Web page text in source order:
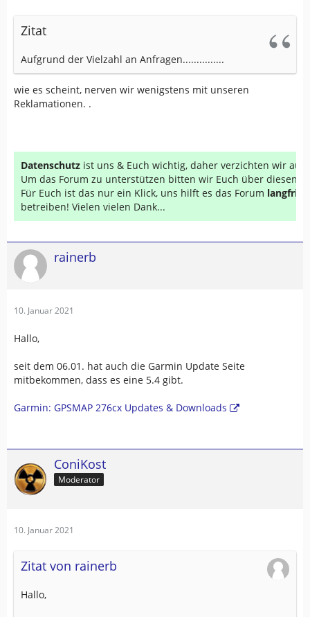
Zitat
Aufgrund der Vielzahl an Anfragen...............
wie es scheint, nerven wir wenigstens mit unseren
Reklamationen. .
Datenschutz ist uns & Euch wichtig, daher verzichten wir auf
Um das Forum zu unterstützen bitten wir Euch über diesen
Für Euch ist das nur ein Klick, uns hilft es das Forum
betreiben! Vielen vielen Dank...
rainerb
10. Januar 2021
Hallo,
seit dem 06.01. hat auch die Garmin Update Seite
mitbekommen, dass es eine 5.4 gibt.
Garmin: GPSMAP 276cx Updates & Downloads
ConiKost
Moderator
10. Januar 2021
Zitat von rainerb
Hallo,